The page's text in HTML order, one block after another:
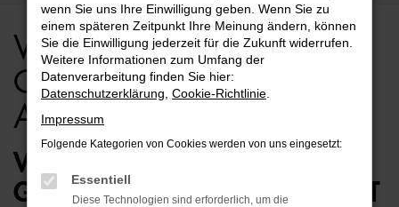
VW T-Cross für Rostock
Gebrauchtwagen Top
Angebote
VW T-CROSS
GEBRAUCHTWAGEN – PERFEKT
wenn Sie uns Ihre Einwilligung geben. Wenn Sie zu
einem späteren Zeitpunkt Ihre Meinung ändern, können
Sie die Einwilligung jederzeit für die Zukunft widerrufen.
Weitere Informationen zum Umfang der
Datenverarbeitung finden Sie hier:
Datenschutzerklärung Cookie-Richtlinie
Impressum
Folgende Kategorien von Cookies werden von uns eingesetzt:
Essentiell
Diese Technologien sind erforderlich, um die